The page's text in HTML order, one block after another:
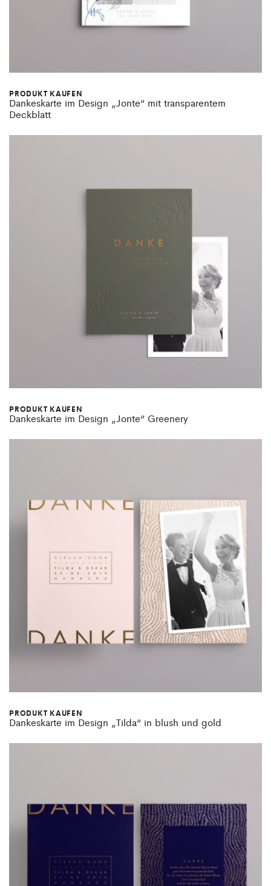
PRODUKT KAUFEN
Dankeskarte im Design „Jonte“ mit transparentem
Deckblatt
PRODUKT KAUFEN
Dankeskarte im Design „Jonte“ Greenery
PRODUKT KAUFEN
Dankeskarte im Design „Tilda“ in blush und gold